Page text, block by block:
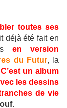
toutes ses
déjà été fait en
en version
du Futur, la
C’est un album
les dessins
de vie
.